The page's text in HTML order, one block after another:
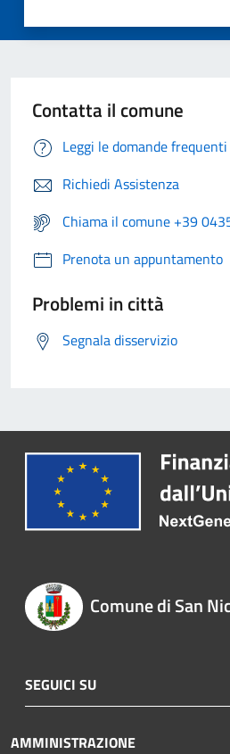
Contatta il comune
Leggi le domande frequenti
Richiedi Assistenza
Chiama il comune +39
Prenota un appuntamento
Problemi in città
Segnala disservizio
Comune di San
SEGUICI SU
AMMINISTRAZIONE